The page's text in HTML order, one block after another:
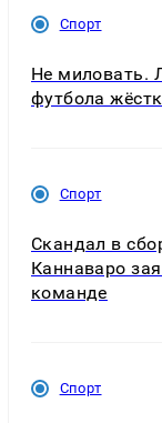
Спорт
Не миловать.
футбола
Спорт
Скандал в
Каннаваро
команде
Спорт